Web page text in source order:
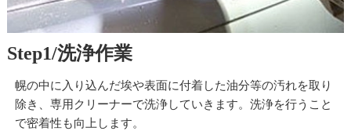
Step1/洗浄作業
幌の中に入り込んだ埃や表面に付着した油分等の汚れを取り
除き、専用クリーナーで洗浄していきます。洗浄を行うこと
で密着性も向上します。